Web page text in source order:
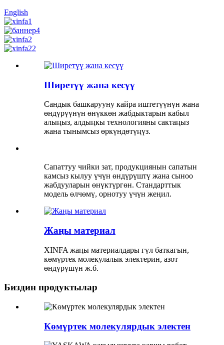
English
Ширетүү жана кесүү
Сандык башкарууну кайра иштетүүнүн жана
өндүрүүнүн өнүккөн жабдыктарын кабыл
алыңыз, алдыңкы технологияны сактаңыз
жана тынымсыз өркүндөтүңүз.
Сапаттуу чийки зат, продукциянын сапатын
камсыз кылуу үчүн өндүрүштү жана сыноо
жабдууларын өнүктүргөн. Стандарттык
модель өлчөмү, орнотуу үчүн жеңил.
Жаңы материал
XINFA жаңы материалдары гүл баткагын,
көмүртек молекулалык электерин, азот
өндүрүшүн ж.б.
Биздин продуктылар
Көмүртек молекулярдык электен